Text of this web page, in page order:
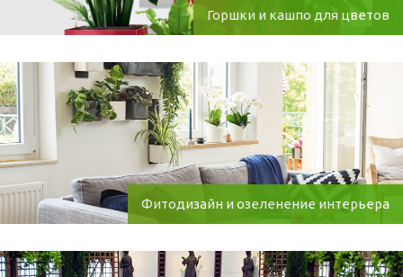
Горшки и кашпо для цветов
Фитодизайн и озеленение интерьера